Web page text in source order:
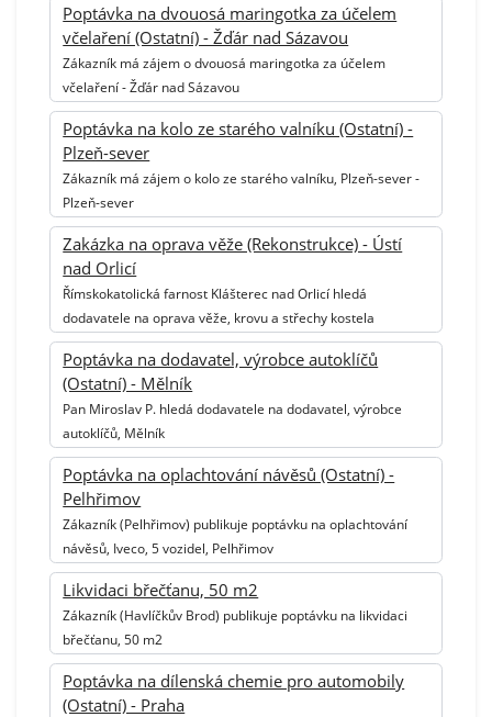
Poptávka na dvouosá maringotka za účelem
včelaření (Ostatní) - Žďár nad Sázavou
Zákazník má zájem o dvouosá maringotka za účelem
včelaření - Žďár nad Sázavou
Poptávka na kolo ze starého valníku (Ostatní) -
Plzeň-sever
Zákazník má zájem o kolo ze starého valníku, Plzeň-sever -
Plzeň-sever
Zakázka na oprava věže (Rekonstrukce) - Ústí
nad Orlicí
Římskokatolická farnost Klášterec nad Orlicí hledá
dodavatele na oprava věže, krovu a střechy kostela
Poptávka na dodavatel, výrobce autoklíčů
(Ostatní) - Mělník
Pan Miroslav P. hledá dodavatele na dodavatel, výrobce
autoklíčů, Mělník
Poptávka na oplachtování návěsů (Ostatní) -
Pelhřimov
Zákazník (Pelhřimov) publikuje poptávku na oplachtování
návěsů, Iveco, 5 vozidel, Pelhřimov
Likvidaci břečťanu, 50 m2
Zákazník (Havlíčkův Brod) publikuje poptávku na likvidaci
břečťanu, 50 m2
Poptávka na dílenská chemie pro automobily
(Ostatní) - Praha